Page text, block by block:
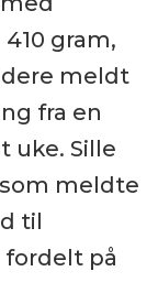
gram,
meldt
fra en
uke. Sille
meldte
til
fordelt på